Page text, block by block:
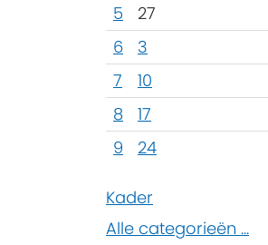
5
27
6
3
7
10
8
17
9
24
Kader
Alle categorieën ...